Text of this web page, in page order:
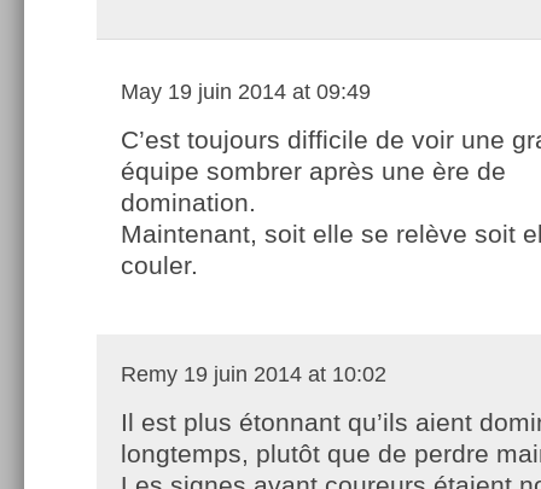
May 19 juin 2014 at 09:49
C’est toujours difficile de voir une
équipe sombrer après une ère de
domination.
Maintenant, soit elle se relève soit
couler.
Remy 19 juin 2014 at 10:02
Il est plus étonnant qu’ils aient
longtemps, plutôt que de perdre